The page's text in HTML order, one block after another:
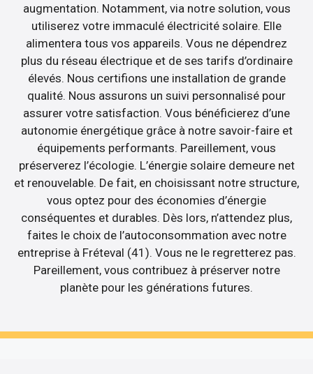
augmentation. Notamment, via notre solution, vous
utiliserez votre immaculé électricité solaire. Elle
alimentera tous vos appareils. Vous ne dépendrez
plus du réseau électrique et de ses tarifs d’ordinaire
élevés. Nous certifions une installation de grande
qualité. Nous assurons un suivi personnalisé pour
assurer votre satisfaction. Vous bénéficierez d’une
autonomie énergétique grâce à notre savoir-faire et
équipements performants. Pareillement, vous
préserverez l’écologie. L’énergie solaire demeure net
et renouvelable. De fait, en choisissant notre structure,
vous optez pour des économies d’énergie
conséquentes et durables. Dès lors, n’attendez plus,
faites le choix de l’autoconsommation avec notre
entreprise à Fréteval (41). Vous ne le regretterez pas.
Pareillement, vous contribuez à préserver notre
planète pour les générations futures.